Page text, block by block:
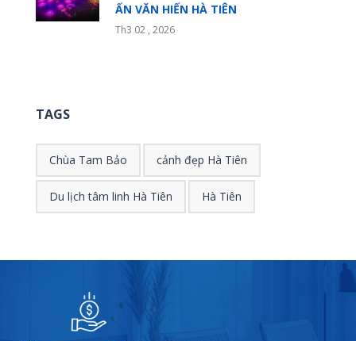
ẤN VĂN HIẾN HÀ TIÊN
Th3 02 , 2026
TAGS
Chùa Tam Bảo cảnh đẹp Hà Tiên
Du lịch tâm linh Hà Tiên Hà Tiên